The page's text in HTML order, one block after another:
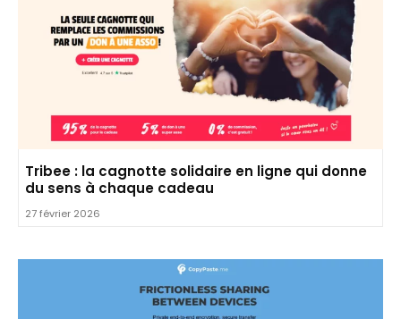
Tribee : la cagnotte solidaire en ligne qui donne
du sens à chaque cadeau
27 février 2026